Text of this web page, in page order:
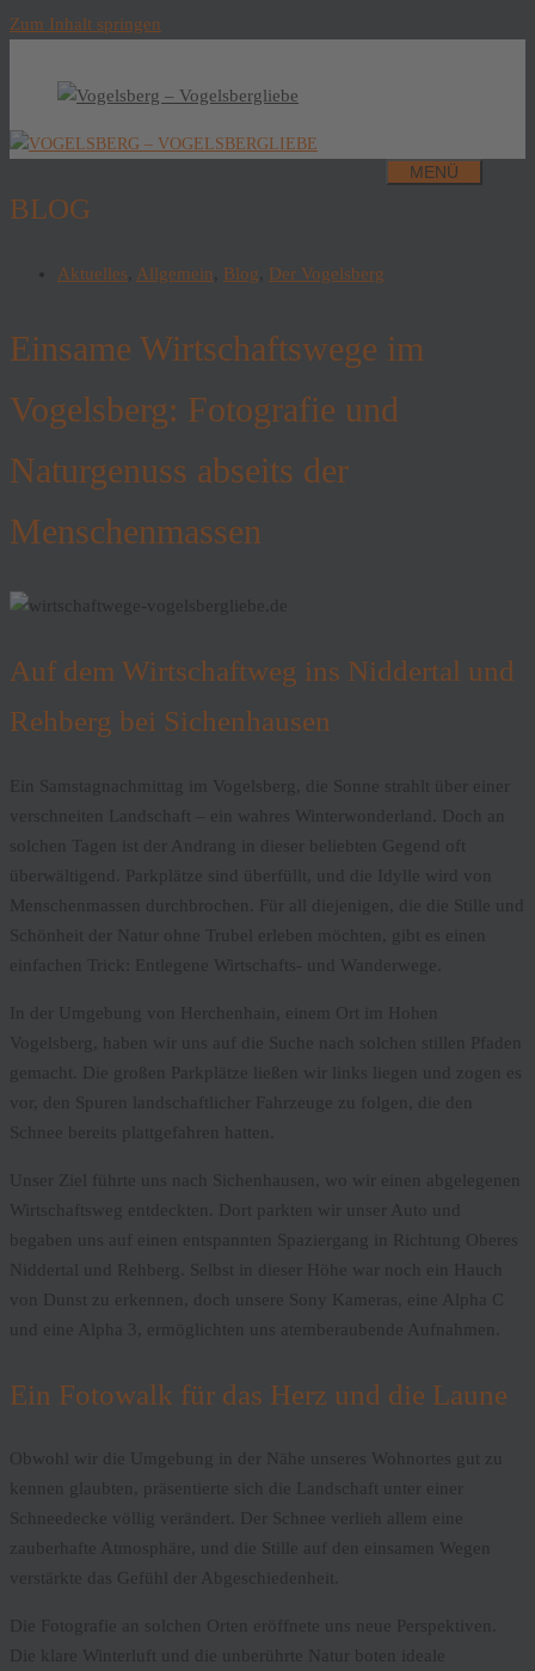
Zum Inhalt springen
MENÜ
BLOG
Aktuelles Allgemein Blog Der Vogelsberg
Einsame Wirtschaftswege im
Vogelsberg: Fotografie und
Naturgenuss abseits der
Menschenmassen
Auf dem Wirtschaftweg ins Niddertal und
Rehberg bei Sichenhausen
Ein Samstagnachmittag im Vogelsberg, die Sonne strahlt über einer
verschneiten Landschaft – ein wahres Winterwonderland. Doch an
solchen Tagen ist der Andrang in dieser beliebten Gegend oft
überwältigend. Parkplätze sind überfüllt, und die Idylle wird von
Menschenmassen durchbrochen. Für all diejenigen, die die Stille und
Schönheit der Natur ohne Trubel erleben möchten, gibt es einen
einfachen Trick: Entlegene Wirtschafts- und Wanderwege.
In der Umgebung von Herchenhain, einem Ort im Hohen
Vogelsberg, haben wir uns auf die Suche nach solchen stillen Pfaden
gemacht. Die großen Parkplätze ließen wir links liegen und zogen es
vor, den Spuren landschaftlicher Fahrzeuge zu folgen, die den
Schnee bereits plattgefahren hatten.
Unser Ziel führte uns nach Sichenhausen, wo wir einen abgelegenen
Wirtschaftsweg entdeckten. Dort parkten wir unser Auto und
begaben uns auf einen entspannten Spaziergang in Richtung Oberes
Niddertal und Rehberg. Selbst in dieser Höhe war noch ein Hauch
von Dunst zu erkennen, doch unsere Sony Kameras, eine Alpha C
und eine Alpha 3, ermöglichten uns atemberaubende Aufnahmen.
Ein Fotowalk für das Herz und die Laune
Obwohl wir die Umgebung in der Nähe unseres Wohnortes gut zu
kennen glaubten, präsentierte sich die Landschaft unter einer
Schneedecke völlig verändert. Der Schnee verlieh allem eine
zauberhafte Atmosphäre, und die Stille auf den einsamen Wegen
verstärkte das Gefühl der Abgeschiedenheit.
Die Fotografie an solchen Orten eröffnete uns neue Perspektiven.
Die klare Winterluft und die unberührte Natur boten ideale